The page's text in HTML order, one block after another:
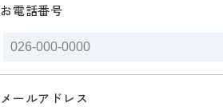
お電話番号
メールアドレス